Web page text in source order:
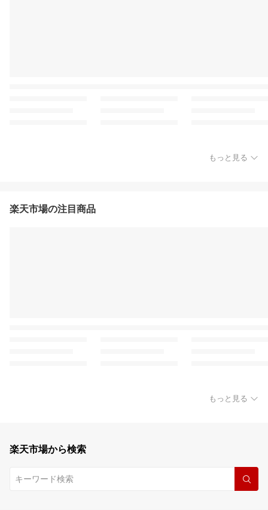
もっと見る
楽天市場の注目商品
もっと見る
楽天市場から検索